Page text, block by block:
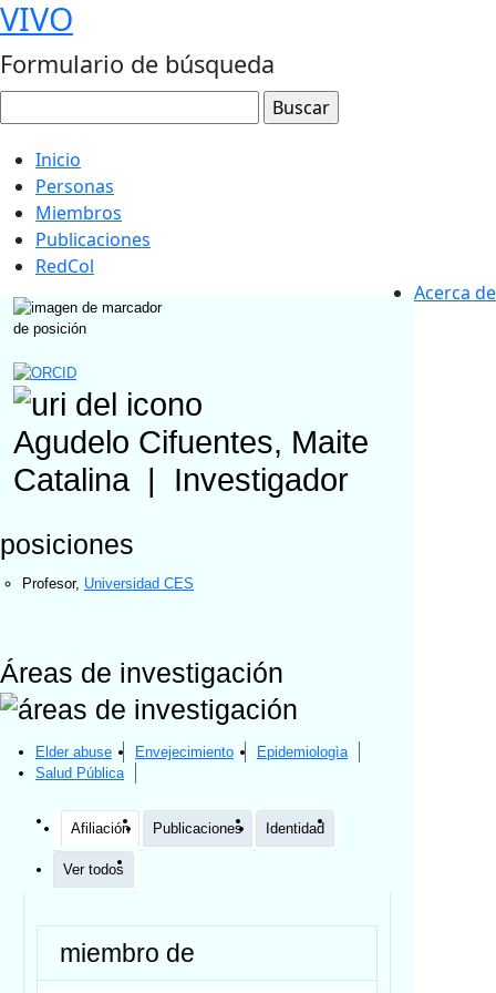
VIVO
Formulario de búsqueda
Inicio
Personas
Miembros
Publicaciones
RedCol
Acerca de
Agudelo Cifuentes, Maite
Catalina
Investigador
posiciones
Profesor, Universidad CES
Áreas de investigación
Elder abuse Envejecimiento
Epidemiologìa
Salud Pública
Afiliación Publicaciones Identidad
Ver todos
miembro de